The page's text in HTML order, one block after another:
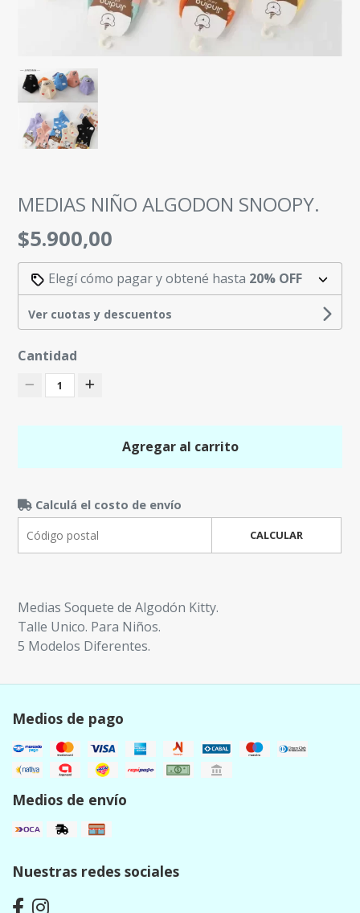
MEDIAS NIÑO ALGODON SNOOPY.
$5.900,00
Elegí cómo pagar y obtené hasta 20% OFF
Ver cuotas y descuentos
Cantidad
1
Agregar al carrito
Calculá el costo de envío
CALCULAR
Medias Soquete de Algodón Kitty.
Talle Unico. Para Niños.
5 Modelos Diferentes.
Medios de pago
Medios de envío
Nuestras redes sociales